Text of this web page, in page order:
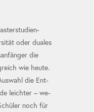
oder du­ales
die
wie heute.
die Ent­
leichter – we­
noch für